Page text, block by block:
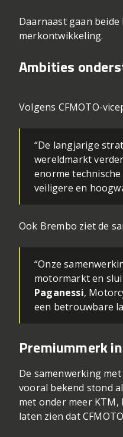
Daarnaast gaan
merkontwikkeling.
Ambities
Volgens CFMOTO-
“De langjarige
wereldmarkt
enorme
veiligere en
Ook Brembo ziet de
“Onze
motormarkt en
Paganessi,
een betrouwbare
Premiummerk
De samenwerking
vooral bekend stond
met onder meer KTM,
laten zien dat